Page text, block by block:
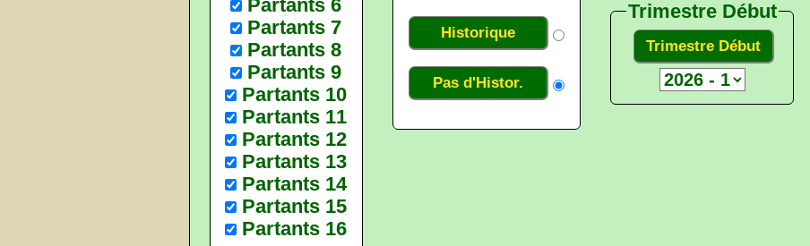
Partants 6
Partants 7
Partants 8
Partants 9
Partants 10
Partants 11
Partants 12
Partants 13
Partants 14
Partants 15
Partants 16
Historique
Pas d'Histor.
Trimestre Début
Trimestre Début